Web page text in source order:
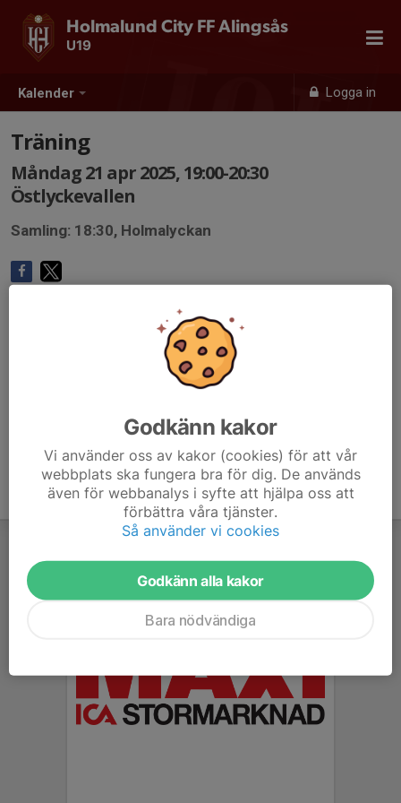
Kalender Logga in
Holmalund City FF Alingsås
U19
Träning
Måndag 21 apr 2025, 19:00-20:30
Östlyckevallen
Samling: 18:30, Holmalyckan
Godkänn kakor
Vi använder oss av kakor (cookies) för att vår
webbplats ska fungera bra för dig. De används
även för webbanalys i syfte att hjälpa oss att
förbättra våra tjänster.
Så använder vi cookies
Godkänn alla kakor
Bara nödvändiga